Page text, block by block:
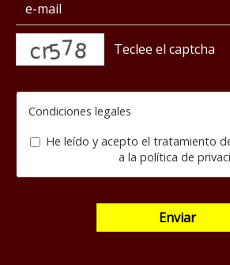
Condiciones legales
He leído y acepto el tratamiento
a la política de
Enviar